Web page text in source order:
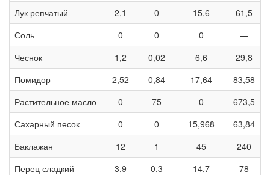
Лук репчатый
2,1 0 15,6
61,5
Соль
0 0 0
—
Чеснок
1,2 0,02 6,6
29,8
Помидор
2,52 0,84 17,64
83,58
Растительное масло
0 75 0
673,5
Сахарный песок
0 0 15,968
63,84
Баклажан
12 1 45
240
Перец сладкий
3,9 0,3 14,7
78